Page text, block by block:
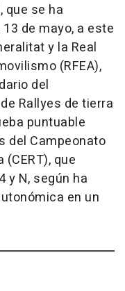
que se ha
de mayo, a este
y la Real
(RFEA),
del
Rallyes de tierra
puntuable
del Campeonato
que
y N, según ha
en un